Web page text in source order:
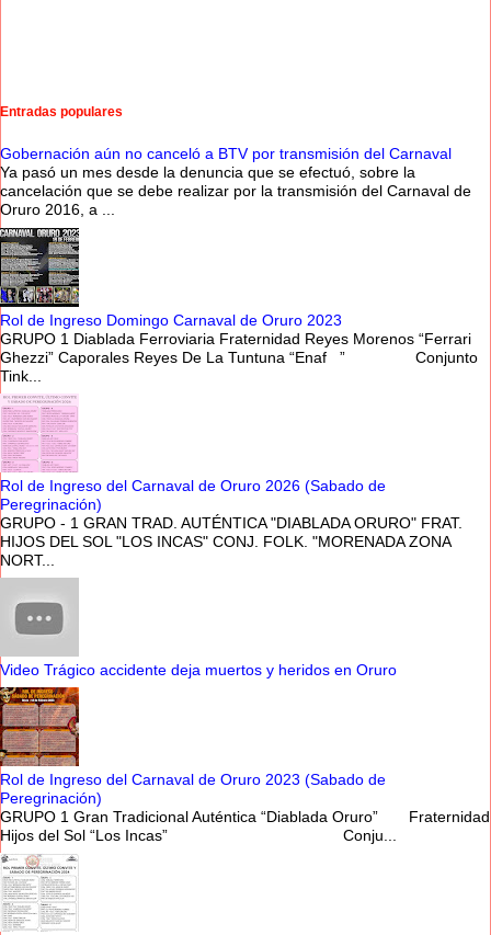
Entradas populares
Gobernación aún no canceló a BTV por transmisión del Carnaval
Ya pasó un mes desde la denuncia que se efectuó, sobre la
cancelación que se debe realizar por la transmisión del Carnaval de
Oruro 2016, a ...
Rol de Ingreso Domingo Carnaval de Oruro 2023
GRUPO 1 Diablada Ferroviaria Fraternidad Reyes Morenos “Ferrari
Ghezzi” Caporales Reyes De La Tuntuna “Enaf ” Conjunto
Tink...
Rol de Ingreso del Carnaval de Oruro 2026 (Sabado de
Peregrinación)
GRUPO - 1 GRAN TRAD. AUTÉNTICA "DIABLADA ORURO" FRAT.
HIJOS DEL SOL "LOS INCAS" CONJ. FOLK. "MORENADA ZONA
NORT...
Video Trágico accidente deja muertos y heridos en Oruro
Rol de Ingreso del Carnaval de Oruro 2023 (Sabado de
Peregrinación)
GRUPO 1 Gran Tradicional Auténtica “Diablada Oruro” Fraternidad
Hijos del Sol “Los Incas” Conju...